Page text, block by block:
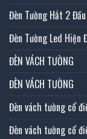
Đèn Tường Hắt 2 Đầu
Đèn Tường Led Hiện
ĐÈN VÁCH TƯỜNG
ĐÈN VÁCH TƯỜNG
Đèn vách tường cổ
Đèn vách tường cổ